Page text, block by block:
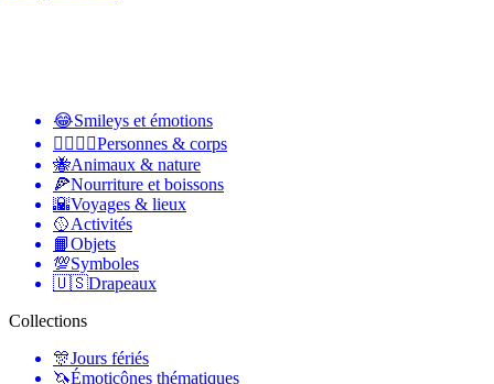
😂Smileys et émotions
👩‍❤️‍💋‍👨Personnes & corps
🐝Animaux & nature
🍕Nourriture et boissons
🌇Voyages & lieux
🥎Activités
📙Objets
💯Symboles
🇺🇸Drapeaux
Collections
🎊Jours fériés
🦄Émoticônes thématiques